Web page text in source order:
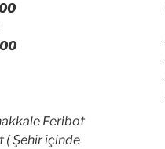
Feribot
( Şehir içinde